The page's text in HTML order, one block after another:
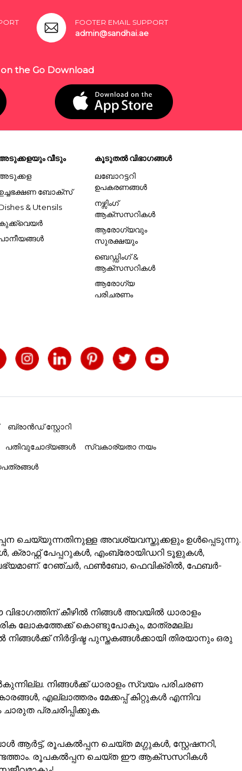
FOOTER EMAIL SUPPORT
admin@sandhai.ae
the Go Download
വീടും
ബോക്സ്
& Utensils
കൂടുതൽ വിഭാഗങ്ങൾ
ലബോറട്ടറി
ഉപകരണങ്ങൾ
നഴ്സിംഗ്
ആക്സസറികൾ
ആരോഗ്യവും
സുരക്ഷയും
ബെഡ്ഡിംഗ് &
ആക്സസറികൾ
ആരോഗ്യ
പരിചരണം
ബ്രാൻഡ് സ്റ്റോറി
പതിവുചോദ്യങ്ങൾ സ്വകാര്യതാ നയം
ചെയ്യുന്നതിനുള്ള അവശ്യവസ്തുക്കളും ഉൾപ്പെടുന്നു.
പേപ്പറുകൾ, എംബ്രോയിഡറി ടൂളുകൾ,
ലഭ്യമാണ്. റേഞ്ചർ, ഫൺബോ, ഫെവിക്രിൽ, ഫേബർ-
കീഴിൽ നിങ്ങൾ അവയിൽ ധാരാളം
ലോകത്തേക്ക് കൊണ്ടുപോകും, മാത്രമല്ല
നിർദ്ദിഷ്ട പുസ്തകങ്ങൾക്കായി തിരയാനും ഒരു
നിങ്ങൾക്ക് ധാരാളം സ്വയം പരിചരണ
എല്ലാത്തരം മേക്കപ്പ് കിറ്റുകൾ എന്നിവ
പ്രചരിപ്പിക്കുക.
രൂപകൽപ്പന ചെയ്ത മഗ്ഗുകൾ, സ്റ്റേഷനറി,
രൂപകൽപ്പന ചെയ്ത ഈ ആക്സസറികൾ